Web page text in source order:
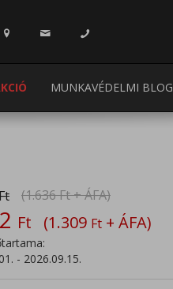
MUNKAVÉDELMI BLOG
(1.636Ft+ ÁFA)
Ft (1.309 Ft + ÁFA)
- 2026.09.15.